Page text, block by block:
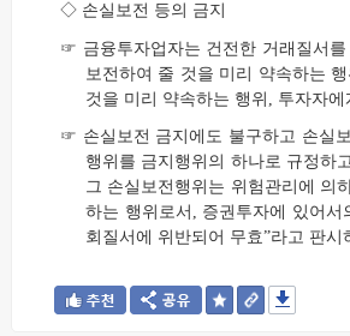
◇ 손실보전 등의 금지
☞ 금융투자업자는 건전한 거래질서
보전하여 줄 것을 미리 약속하는
것을 미리 약속하는 행위, 투자자
☞ 손실보전 금지에도 불구하고 손실
행위를 금지행위의 하나로 규정하
그 손실보전행위는 위험관리에 의
하는 행위로서, 증권투자에 있어
회질서에 위반되어 무효”라고 판시